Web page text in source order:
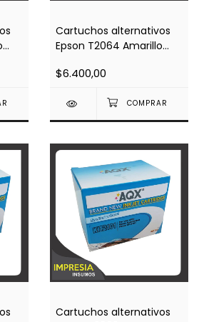
Cartuchos alternativos
Epson T2064 Amarillo
$6.400,00
Cartuchos alternativos